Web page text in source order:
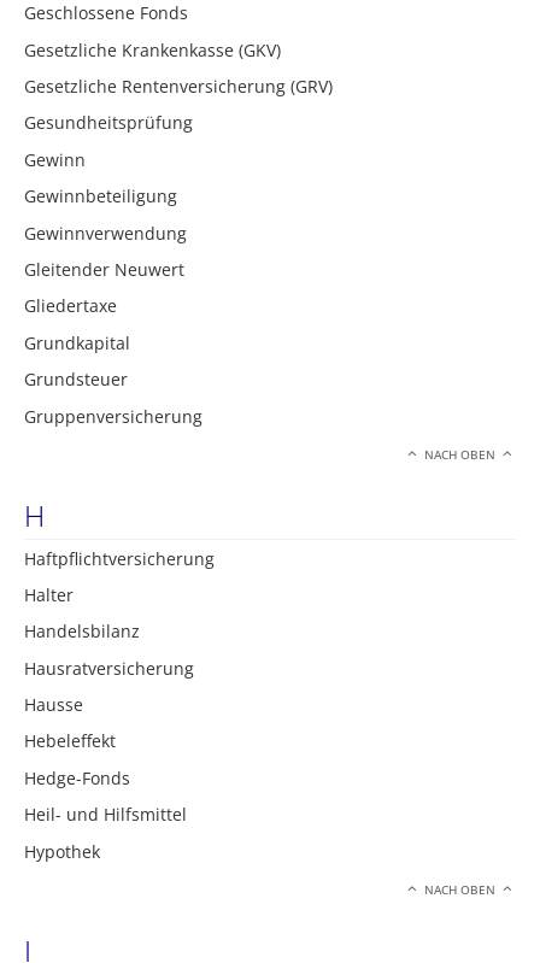
Geschlossene Fonds
Gesetzliche Krankenkasse (GKV)
Gesetzliche Rentenversicherung (GRV)
Gesundheitsprüfung
Gewinn
Gewinnbeteiligung
Gewinnverwendung
Gleitender Neuwert
Gliedertaxe
Grundkapital
Grundsteuer
Gruppenversicherung
NACH OBEN
H
Haftpflichtversicherung
Halter
Handelsbilanz
Hausratversicherung
Hausse
Hebeleffekt
Hedge-Fonds
Heil- und Hilfsmittel
Hypothek
NACH OBEN
I